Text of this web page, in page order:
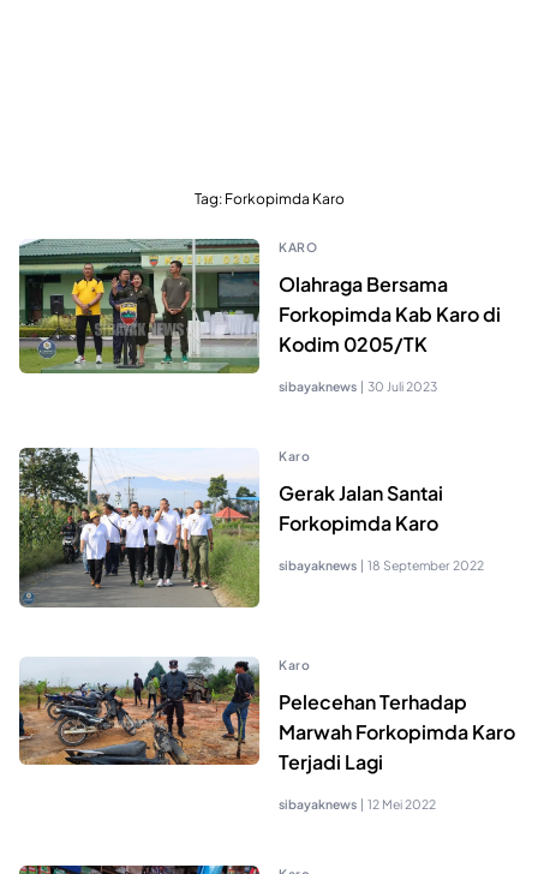
Tag: Forkopimda Karo
KARO
Olahraga Bersama
Forkopimda Kab Karo di
Kodim 0205/TK
sibayaknews | 30 Juli 2023
Karo
Gerak Jalan Santai
Forkopimda Karo
sibayaknews | 18 September 2022
Karo
Pelecehan Terhadap
Marwah Forkopimda Karo
Terjadi Lagi
sibayaknews | 12 Mei 2022